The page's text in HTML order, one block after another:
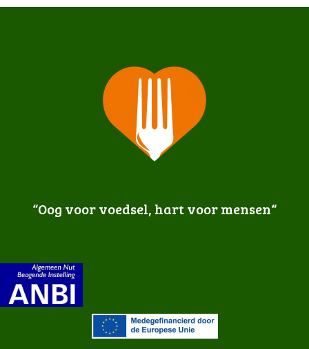
“Oog voor voedsel, hart voor mensen“